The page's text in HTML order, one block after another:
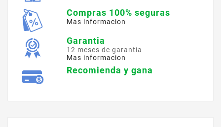
Compras 100% seguras
Mas informacion
Garantia
12 meses de garantía
Mas informacion
Recomienda y gana